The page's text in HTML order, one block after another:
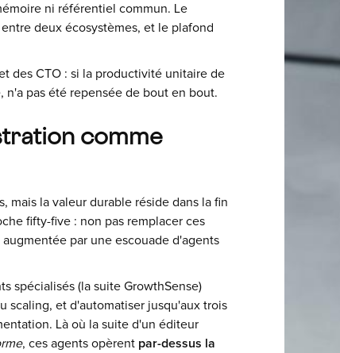
ni référentiel commun. Le
deux écosystèmes, et le plafond
des CTO : si la productivité unitaire de
pas été repensée de bout en bout.
comme
mais la valeur durable réside dans la fin
fifty-five : non pas remplacer ces
par une escouade d'agents
spécialisés (la suite GrowthSense)
scaling, et d'automatiser jusqu'aux trois
Là où la suite d'un éditeur
, ces agents opèrent par-dessus la